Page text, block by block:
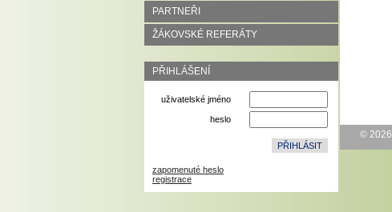
PARTNEŘI
ŽÁKOVSKÉ REFERÁTY
PŘIHLÁŠENÍ
uživatelské jméno
heslo
zapomenuté heslo
registrace
© 2026